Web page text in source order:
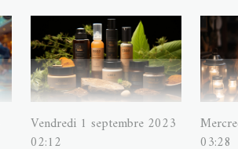
Vendredi 1 septembre 2023
02:12
03:28